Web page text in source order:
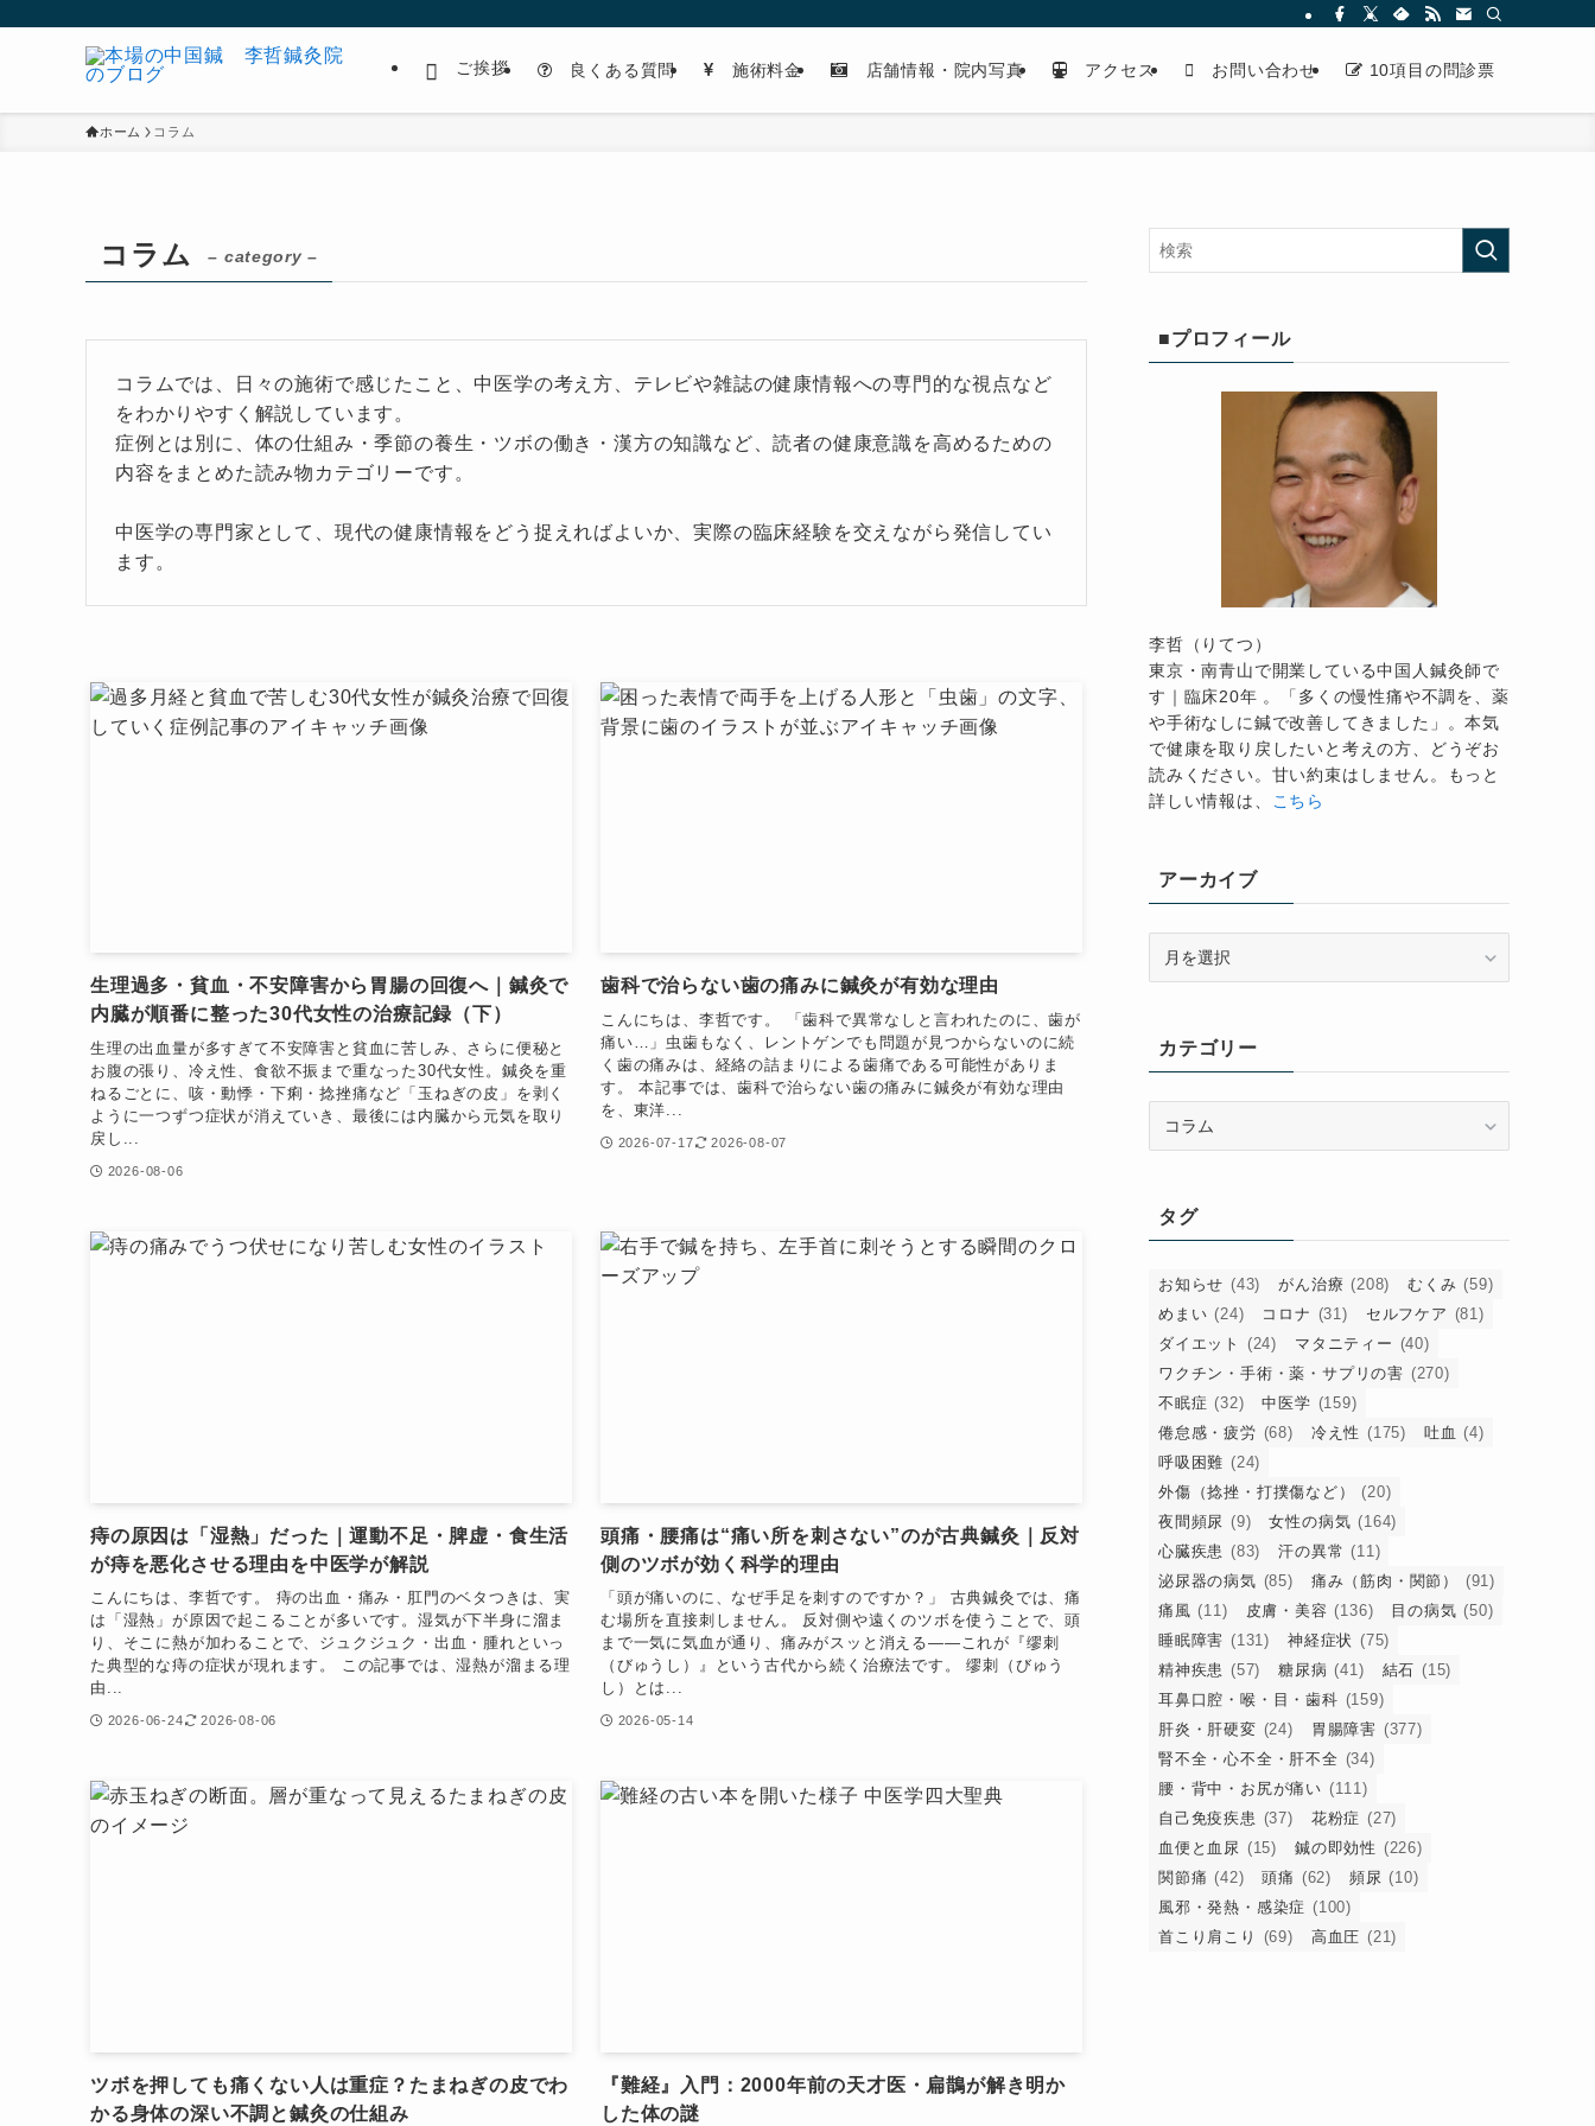
ご挨拶 良くある質問 施術料金 店舗情報・院内写真 アクセス お問い合わせ 10項目の問診票
ホーム コラム
コラム – category –
コラムでは、日々の施術で感じたこと、中医学の考え方、テレビや雑誌の健康情報への専門的な視点など
をわかりやすく解説しています。
症例とは別に、体の仕組み・季節の養生・ツボの働き・漢方の知識など、読者の健康意識を高めるための
内容をまとめた読み物カテゴリーです。
中医学の専門家として、現代の健康情報をどう捉えればよいか、実際の臨床経験を交えながら発信してい
ます。
生理過多・貧血・不安障害から胃腸の回復へ｜鍼灸で
内臓が順番に整った30代女性の治療記録（下）
生理の出血量が多すぎて不安障害と貧血に苦しみ、さらに便秘と
お腹の張り、冷え性、食欲不振まで重なった30代女性。鍼灸を重
ねるごとに、咳・動悸・下痢・捻挫痛など「玉ねぎの皮」を剥く
ように一つずつ症状が消えていき、最後には内臓から元気を取り
戻し...
2026-08-06
歯科で治らない歯の痛みに鍼灸が有効な理由
こんにちは、李哲です。 「歯科で異常なしと言われたのに、歯が
痛い…」虫歯もなく、レントゲンでも問題が見つからないのに続
く歯の痛みは、経絡の詰まりによる歯痛である可能性がありま
す。 本記事では、歯科で治らない歯の痛みに鍼灸が有効な理由
を、東洋...
2026-07-17 2026-08-07
痔の原因は「湿熱」だった｜運動不足・脾虚・食生活
が痔を悪化させる理由を中医学が解説
こんにちは、李哲です。 痔の出血・痛み・肛門のベタつきは、実
は「湿熱」が原因で起こることが多いです。湿気が下半身に溜ま
り、そこに熱が加わることで、ジュクジュク・出血・腫れといっ
た典型的な痔の症状が現れます。 この記事では、湿熱が溜まる理
由...
2026-06-24 2026-08-06
頭痛・腰痛は“痛い所を刺さない”のが古典鍼灸｜反対
側のツボが効く科学的理由
「頭が痛いのに、なぜ手足を刺すのですか？」 古典鍼灸では、痛
む場所を直接刺しません。 反対側や遠くのツボを使うことで、頭
まで一気に気血が通り、痛みがスッと消える——これが『缪刺
（びゅうし）』という古代から続く治療法です。 缪刺（びゅう
し）とは...
2026-05-14
ツボを押しても痛くない人は重症？たまねぎの皮でわ
かる身体の深い不調と鍼灸の仕組み
『難経』入門：2000年前の天才医・扁鵲が解き明か
した体の謎
■プロフィール
李哲（りてつ）
東京・南青山で開業している中国人鍼灸師で
す｜臨床20年 。「多くの慢性痛や不調を、薬
や手術なしに鍼で改善してきました」。本気
で健康を取り戻したいと考えの方、どうぞお
読みください。甘い約束はしません。もっと
詳しい情報は、 こちら
アーカイブ
ブカテゴリー
ータグ
お知らせ (43) がん治療 (208) むくみ (59)
めまい (24) コロナ (31) セルフケア (81)
ダイエット
(24) マタニティー (40)
ワクチン・手術・薬・サプリの害 (270)
不眠症 (32) 中医学 (159)
倦怠感・疲労 (68) 冷え性 (175) 吐血 (4)
呼吸困難 (24)
外傷（捻挫・打撲傷など）
(20)
夜間頻尿 (9) 女性の病気 (164)
心臓疾患 (83) 汗の異常 (11)
泌尿器の病気 (85) 痛み（筋肉・関節）
(91)
痛風 (11) 皮膚・美容 (136) 目の病気 (50)
睡眠障害 (131) 神経症状 (75)
精神疾患 (57) 糖尿病 (41) 結石 (15)
耳鼻口腔・喉・目・歯科 (159)
肝炎・肝硬変 (24) 胃腸障害 (377)
腎不全・心不全・肝不全 (34)
腰・背中・お尻が痛い (111)
自己免疫疾患 (37) 花粉症 (27)
血便と血尿 (15) 鍼の即効性 (226)
関節痛 (42) 頭痛 (62) 頻尿 (10)
風邪・発熱・感染症 (100)
首こり肩こり
(69) 高血圧 (21)